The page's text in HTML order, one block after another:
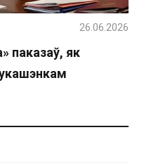
паказаў, як
26.06.2026